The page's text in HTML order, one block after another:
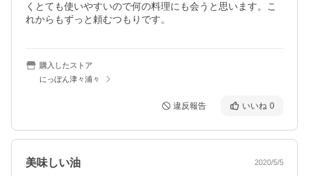
くとても使いやすいので何の料理にも会うと思います。こ
れからもずっと頼むつもりです。
購入したストア
にっぽん津々浦々
違反報告 いいね 0
美味しい油 2020/5/5